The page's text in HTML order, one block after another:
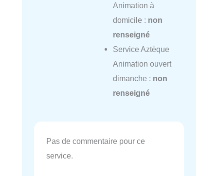
Animation à
domicile : non
renseigné
Service Aztèque
Animation ouvert
dimanche : non
renseigné
Pas de commentaire pour ce
service.